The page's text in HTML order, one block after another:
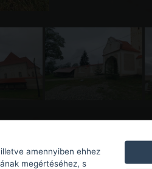
amennyiben ehhez
megértéséhez, s